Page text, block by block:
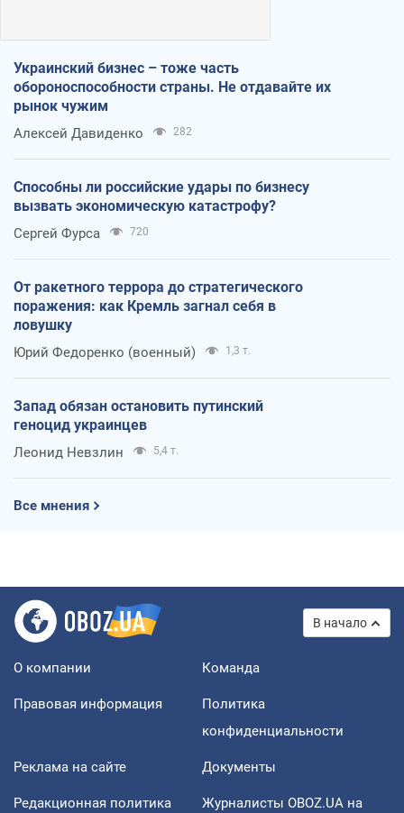
Украинский бизнес – тоже часть
обороноспособности страны. Не отдавайте их
рынок чужим
Алексей Давиденко 282
Способны ли российские удары по бизнесу
вызвать экономическую катастрофу?
Сергей Фурса 720
От ракетного террора до стратегического
поражения: как Кремль загнал себя в
ловушку
Юрий Федоренко (военный) 1,3 т.
Запад обязан остановить путинский
геноцид украинцев
Леонид Невзлин 5,4 т.
Все мнения
В начало
О компании Команда
Правовая информация
Политика
конфиденциальности
Реклама на сайте Документы
Редакционная политика
Журналисты OBOZ.UA на